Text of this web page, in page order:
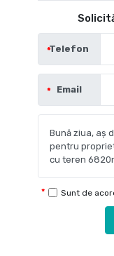
Telefon
Email
Sunt de